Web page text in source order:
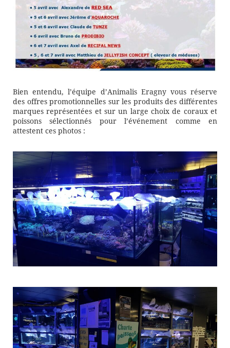
Bien entendu, l’équipe d’Animalis Eragny vous réserve
des offres promotionnelles sur les produits des différentes
marques représentées et sur un large choix de coraux et
poissons sélectionnés pour l’événement comme en
attestent ces photos :